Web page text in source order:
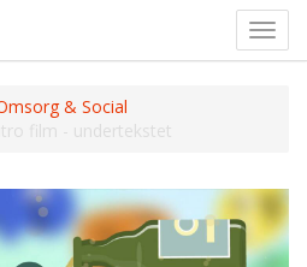
& Social
film - undertekstet